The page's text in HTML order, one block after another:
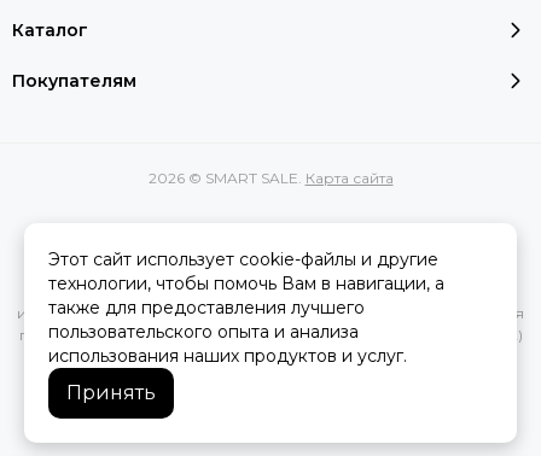
Каталог
Покупателям
2026 © SMART SALE. Карта сайта
Вся представленная на сайте информация, касающаяся
характеристик, стоимости товаров и услуг, носит
информационный характер и ни при каких условиях не является
публичной офертой, определяемой положениями Статьи 437(2)
Гражданского кодекса РФ.
Этот сайт использует cookie-файлы и другие
технологии, чтобы помочь Вам в навигации, а
также для предоставления лучшего
пользовательского опыта и анализа
использования наших продуктов и услуг.
Принять